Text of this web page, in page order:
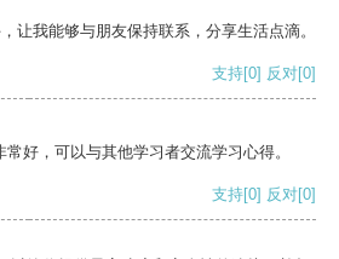
让我能够与朋友保持联系，分享生活点滴。
支持[0] 反对[0]
好，可以与其他学习者交流学习心得。
支持[0] 反对[0]